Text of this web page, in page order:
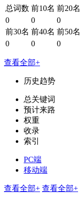
总词数 前10名 前20名
0
0
0
前30名 前40名 前50名
0
0 0
查看全部+
历史趋势
总关键词
预计来路
权重
收录
索引
PC端
移动端
查看全部+ 查看全部+